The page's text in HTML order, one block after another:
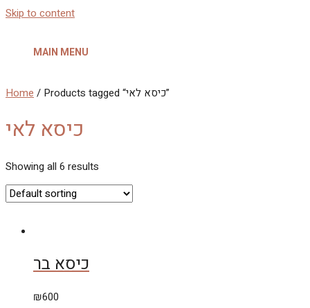
Skip to content
MAIN MENU
Home / Products tagged “כיסא לאי”
כיסא לאי
Showing all 6 results
כיסא בר
₪600